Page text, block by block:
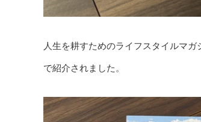
人生を耕すためのライフスタイルマ
で紹介されました。